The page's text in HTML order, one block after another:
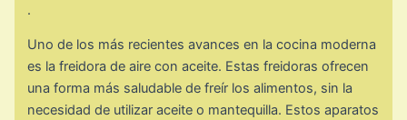
.
Uno de los más recientes avances en la cocina moderna
es la freidora de aire con aceite. Estas freidoras ofrecen
una forma más saludable de freír los alimentos, sin la
necesidad de utilizar aceite o mantequilla. Estos aparatos